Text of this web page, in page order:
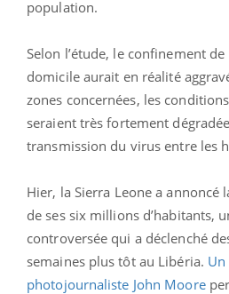
population.
Selon l’étude, le confinement
domicile aurait en réalité
zones concernées, les
seraient très fortement
transmission du virus entre les
Hier, la Sierra Leone a annoncé
de ses six millions d’habitants,
controversée qui a déclenché
semaines plus tôt au Libéria.
photojournaliste John Moore